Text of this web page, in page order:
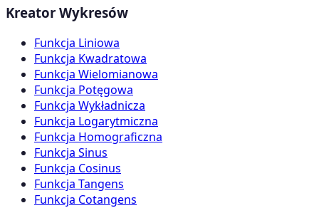
Kreator Wykresów
Funkcja Liniowa
Funkcja Kwadratowa
Funkcja Wielomianowa
Funkcja Potęgowa
Funkcja Wykładnicza
Funkcja Logarytmiczna
Funkcja Homograficzna
Funkcja Sinus
Funkcja Cosinus
Funkcja Tangens
Funkcja Cotangens